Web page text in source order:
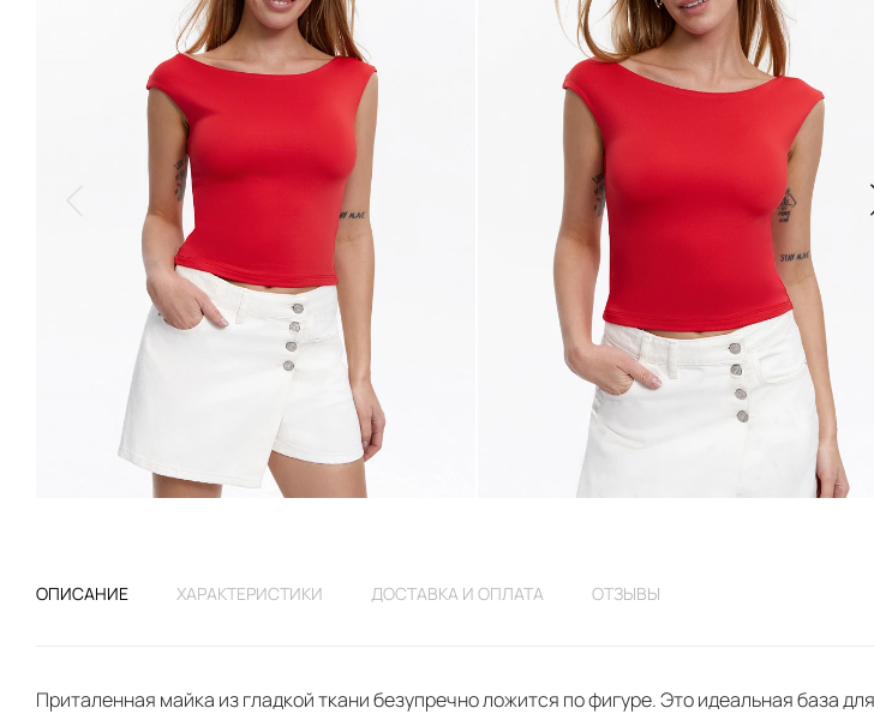
ОПИСАНИЕ ХАРАКТЕРИСТИКИ ДОСТАВКА И ОПЛАТА ОТЗЫВЫ
Приталенная майка из гладкой ткани безупречно ложится по фигуре. Это идеальная база